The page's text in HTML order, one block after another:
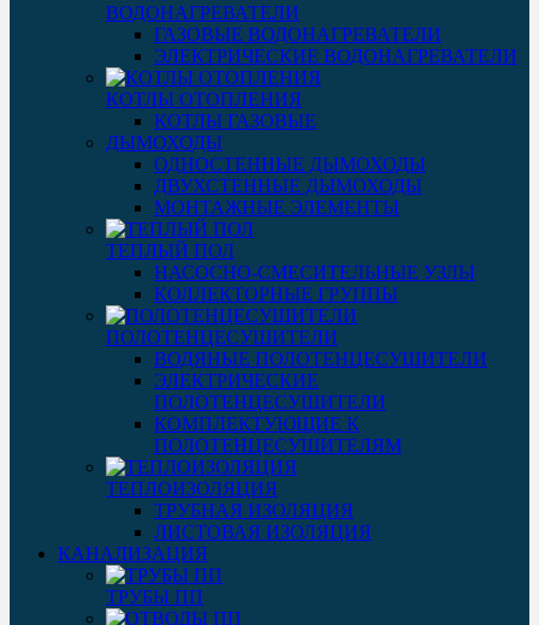
ВОДОНАГРЕВАТЕЛИ
ГАЗОВЫЕ ВОДОНАГРЕВАТЕЛИ
ЭЛЕКТРИЧЕСКИЕ ВОДОНАГРЕВАТЕЛИ
КОТЛЫ ОТОПЛЕНИЯ
КОТЛЫ ГАЗОВЫЕ
ДЫМОХОДЫ
ОДНОСТЕННЫЕ ДЫМОХОДЫ
ДВУХСТЕННЫЕ ДЫМОХОДЫ
МОНТАЖНЫЕ ЭЛЕМЕНТЫ
ТЕПЛЫЙ ПОЛ
НАСОСНО-СМЕСИТЕЛЬНЫЕ УЗЛЫ
КОЛЛЕКТОРНЫЕ ГРУППЫ
ПОЛОТЕНЦЕСУШИТЕЛИ
ВОДЯНЫЕ ПОЛОТЕНЦЕСУШИТЕЛИ
ЭЛЕКТРИЧЕСКИЕ
ПОЛОТЕНЦЕСУШИТЕЛИ
КОМПЛЕКТУЮЩИЕ К
ПОЛОТЕНЦЕСУШИТЕЛЯМ
ТЕПЛОИЗОЛЯЦИЯ
ТРУБНАЯ ИЗОЛЯЦИЯ
ЛИСТОВАЯ ИЗОЛЯЦИЯ
КАНАЛИЗАЦИЯ
ТРУБЫ ПП